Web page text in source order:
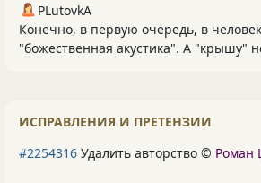
PLutоvkА
Конечно, в первую очередь, в
"божественная акустика". А "крышу"
ИСПРАВЛЕНИЯ И ПРЕТЕНЗИИ
#2254316 Удалить авторство © Роман